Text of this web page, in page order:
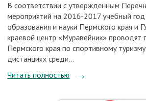
В соответствии с утвержденным
мероприятий на 2016-2017 учебный
образования и науки Пермского края и
краевой центр «Муравейник» проводят
Пермского края по спортивному
дистанциях среди...
Читать полностью